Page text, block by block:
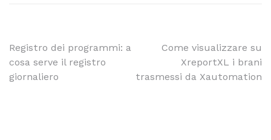
Registro dei programmi: a
cosa serve il registro
giornaliero
Come visualizzare su
XreportXL i brani
trasmessi da Xautomation